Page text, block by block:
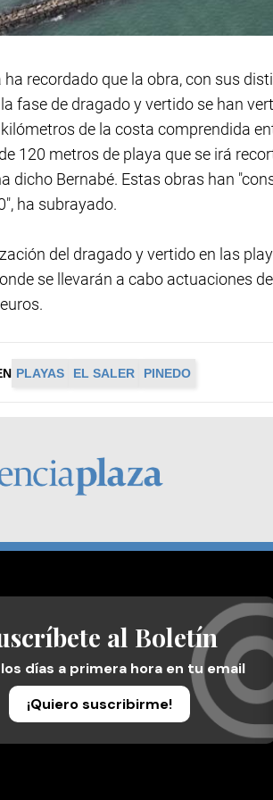
ha recordado que la obra, con sus
fase de dragado y vertido se han
kilómetros de la costa comprendida
120 metros de playa que se irá
dicho Bernabé. Estas obras han
ha subrayado.
del dragado y vertido en las
se llevarán a cabo actuaciones
PLAYAS EL SALER PINEDO
al Boletín
días a primera hora en tu email
¡Quiero suscribirme!